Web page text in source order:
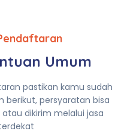
Umum
pastikan kamu sudah
persyaratan bisa
dikirim melalui jasa